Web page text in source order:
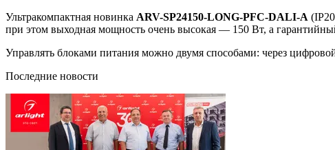
Ультракомпактная новинка ARV-SP24150-LONG-PFC-DALI-A
при этом выходная мощность очень высокая — 150 Вт, а
Управлять блоками питания можно двумя способами: через
Последние новости